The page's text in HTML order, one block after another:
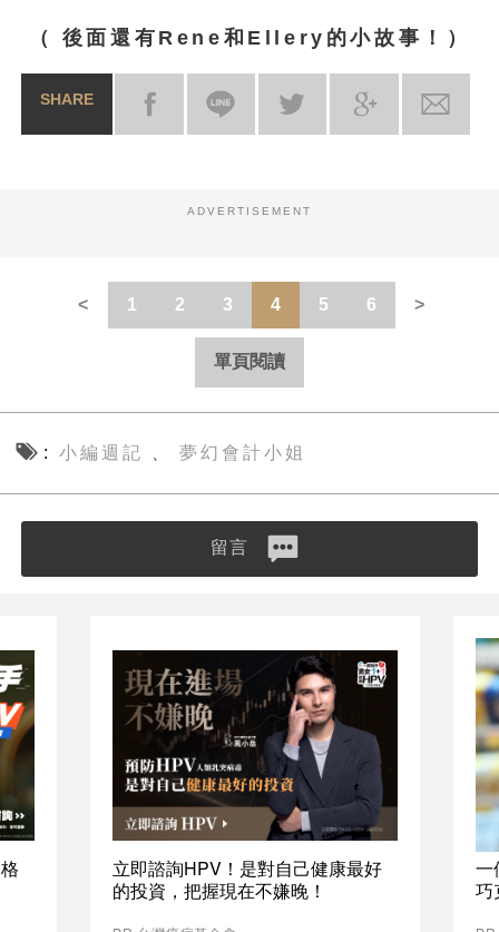
（ 後面還有Rene和Ellery的小故事！ ）
SHARE
ADVERTISEMENT
1 2 3 4 5 6
單頁閱讀
小編週記 夢幻會計小姐
留言
立即諮詢HPV！是對自己健康最好
的投資，把握現在不嫌晚！
一
巧